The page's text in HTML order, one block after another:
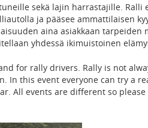
sekä lajin harrastajille. Ralli
ja pääsee ammattilaisen
aina asiakkaan tarpeiden
yhdessä ikimuistoinen
for rally drivers. Rally is not
In this event everyone can try a
All events are different so